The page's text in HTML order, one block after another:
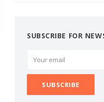
SUBSCRIBE FOR